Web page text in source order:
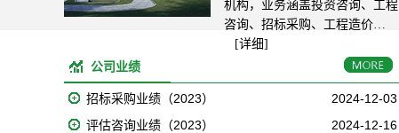
机构，业务涵盖投资咨询、工程
咨询、招标采购、工程造价…
[详细]
公司业绩
2024-12-03
招标采购业绩（2023）
2024-12-16
评估咨询业绩（2023）